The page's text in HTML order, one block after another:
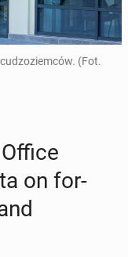
(Fot.
on for­